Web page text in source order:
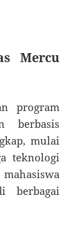
Mercu
program
berbasis
mulai
teknologi
berbagai